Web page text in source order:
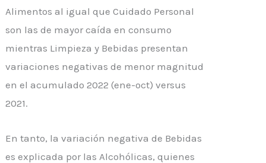
Alimentos al igual que Cuidado Personal
son las de mayor caída en consumo
mientras Limpieza y Bebidas presentan
variaciones negativas de menor magnitud
en el acumulado 2022 (ene-oct) versus
2021.
En tanto, la variación negativa de Bebidas
es explicada por las Alcohólicas, quienes